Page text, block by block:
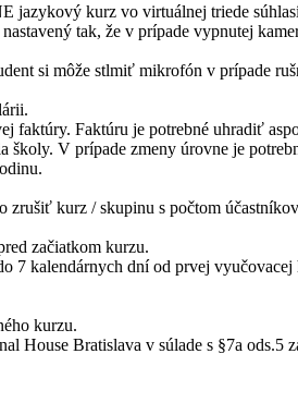
jazykový kurz vo virtuálnej triede
tak, že v prípade vypnutej
si môže stlmiť mikrofón v prípade
faktúry. Faktúru je potrebné uhradiť
školy. V prípade zmeny úrovne je
kurz / skupinu s počtom
začiatkom kurzu.
kalendárnych dní od prvej
kurzu.
House Bratislava v súlade s §7a ods.5